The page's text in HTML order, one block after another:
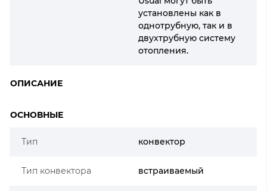
установлены как в
однотрубную, так и в
двухтрубную систему
отопления.
ОПИСАНИЕ
ОСНОВНЫЕ
Тип конвектор
Тип конвектора встраиваемый